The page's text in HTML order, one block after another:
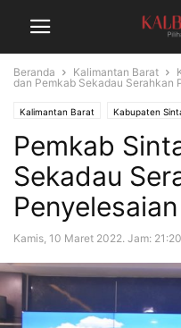
Beranda Kalimantan Barat
dan Pemkab Sekadau Serahkan
Kalimantan Barat Kabupaten
Pemkab
Sekadau
Kamis, 10 Maret 2022. Jam: 21:20